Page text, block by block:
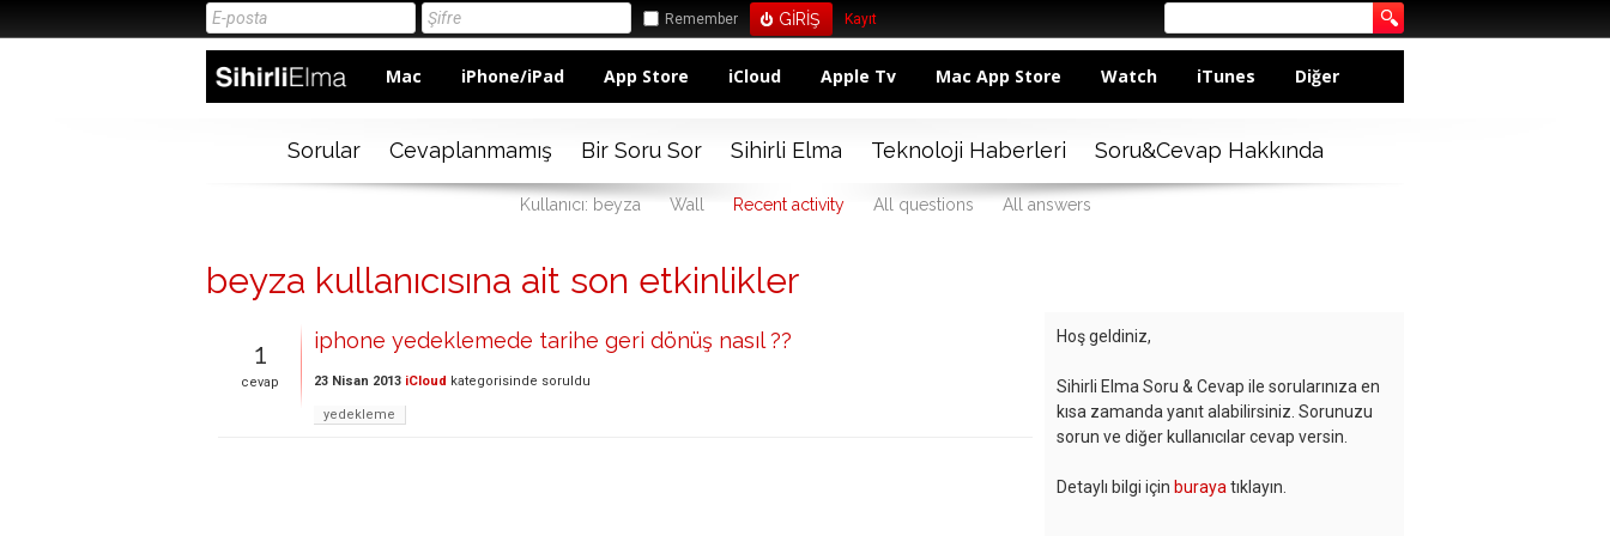
Remember Kayıt
Mac iPhone/iPad App Store iCloud Apple Tv Mac App Store Watch iTunes Diğer
Sorular Cevaplanmamış Bir Soru Sor Sihirli Elma Teknoloji Haberleri Soru&Cevap Hakkında
Kullanıcı: beyza Wall Recent activity All questions All answers
beyza kullanıcısına ait son etkinlikler
1
cevap
iphone yedeklemede tarihe geri dönüş nasıl ??
23 Nisan 2013 iCloud kategorisinde soruldu
yedekleme
Hoş geldiniz,
Sihirli Elma Soru & Cevap ile sorularınıza en
kısa zamanda yanıt alabilirsiniz. Sorunuzu
sorun ve diğer kullanıcılar cevap versin.
Detaylı bilgi için buraya tıklayın.